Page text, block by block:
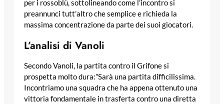
per i rossoblù, sottolineando come l’incontro si
preannunci tutt’altro che semplice e richieda la
massima concentrazione da parte dei suoi giocatori.
L’analisi di Vanoli
Secondo Vanoli, la partita contro il Grifone si
prospetta molto dura:”Sarà una partita difficilissima.
Incontriamo una squadra che ha appena ottenuto una
vittoria fondamentale in trasferta contro una diretta